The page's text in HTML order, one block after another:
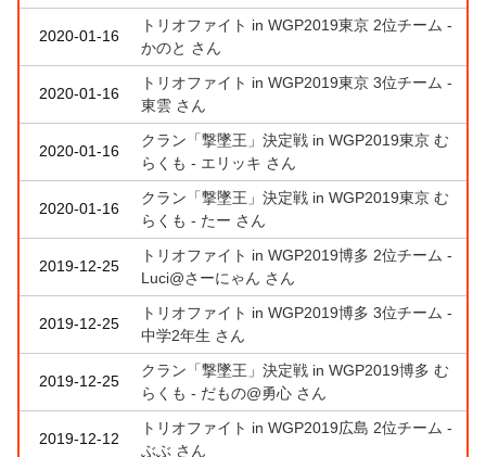
2020-01-16
トリオファイト in WGP2019東京 2位チーム -
かのと さん
2020-01-16
トリオファイト in WGP2019東京 3位チーム -
東雲 さん
2020-01-16
クラン「撃墜王」決定戦 in WGP2019東京 む
らくも - エリッキ さん
2020-01-16
クラン「撃墜王」決定戦 in WGP2019東京 む
らくも - たー さん
2019-12-25
トリオファイト in WGP2019博多 2位チーム -
Luci@さーにゃん さん
2019-12-25
トリオファイト in WGP2019博多 3位チーム -
中学2年生 さん
2019-12-25
クラン「撃墜王」決定戦 in WGP2019博多 む
らくも - だもの@勇心 さん
2019-12-12
トリオファイト in WGP2019広島 2位チーム -
ぶぶ さん